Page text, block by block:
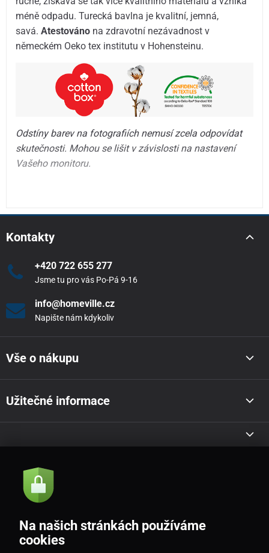
méně odpadu. Turecká bavlna je kvalitní, jemná,
savá.Atestováno na zdravotní nezávadnost v
německém Oeko tex institutu v Hohensteinu.
Odstíny barev na fotografiích nemusí zcela odpovídat
skutečnosti. Mohou se lišit v závislosti na nastavení
Vašeho monitoru.
Kontakty
+420 722 655 277
Jsme tu pro vás Po-Pá 9-16
info@homeville.cz
Napište nám kdykoliv
Vše o nákupu
Užitečné informace
Akce a novinky e-mailem
Souhlasím sezásadami zpracování osobních údajů
Na našich stránkách používáme
cookies